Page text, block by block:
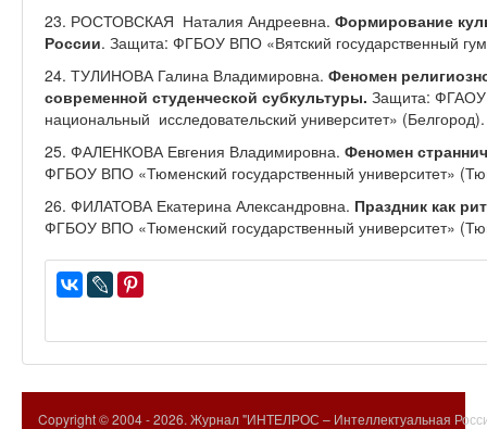
23. РОСТОВСКАЯ Наталия Андреевна. Формирование
России. Защита: ФГБОУ ВПО «Вятский государственный
24. ТУЛИНОВА Галина Владимировна. Феномен
современной студенческой субкультуры. Защита: ФГАОУ
национальный исследовательский университет» (Белгород).
25. ФАЛЕНКОВА Евгения Владимировна. Феномен
ФГБОУ ВПО «Тюменский государственный университет»
26. ФИЛАТОВА Екатерина Александровна. Праздник как
ФГБОУ ВПО «Тюменский государственный университет»
Copyright © 2004 -2026. Журнал "ИНТЕЛРОС – Интеллектуальная